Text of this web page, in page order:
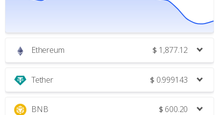
Ethereum $ 1,877.12
Tether $ 0.999143
BNB $ 600.20